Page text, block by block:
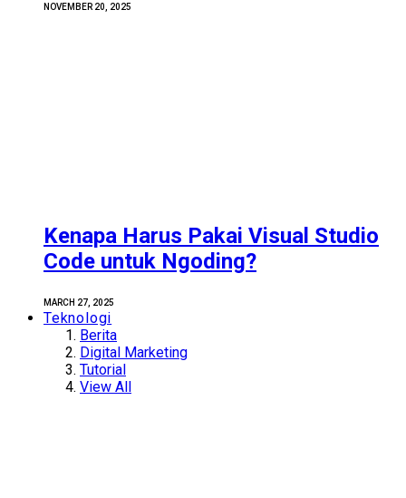
NOVEMBER 20, 2025
Kenapa Harus Pakai Visual Studio
Code untuk Ngoding?
MARCH 27, 2025
Teknologi
Berita
Digital Marketing
Tutorial
View All